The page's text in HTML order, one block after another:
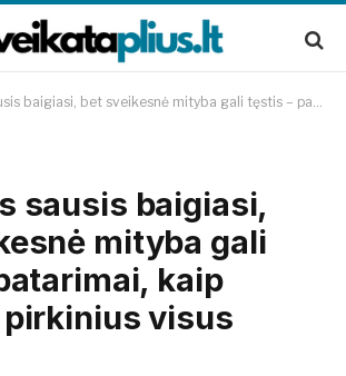
bet sveikesnė mityba gali tęstis – patarimai, kaip planuoti pirkinius visus metus
sausis baigiasi,
mityba gali
kaip
visus